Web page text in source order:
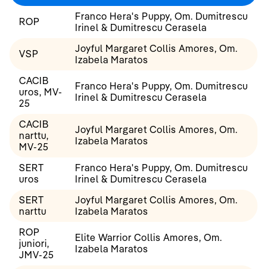
ROP
Franco Hera's Puppy, Om. Dumitrescu
Irinel & Dumitrescu Cerasela
VSP
Joyful Margaret Collis Amores, Om.
Izabela Maratos
CACIB
uros, MV-
25
Franco Hera's Puppy, Om. Dumitrescu
Irinel & Dumitrescu Cerasela
CACIB
narttu,
MV-25
Joyful Margaret Collis Amores, Om.
Izabela Maratos
SERT
uros
Franco Hera's Puppy, Om. Dumitrescu
Irinel & Dumitrescu Cerasela
SERT
narttu
Joyful Margaret Collis Amores, Om.
Izabela Maratos
ROP
juniori,
JMV-25
Elite Warrior Collis Amores, Om.
Izabela Maratos